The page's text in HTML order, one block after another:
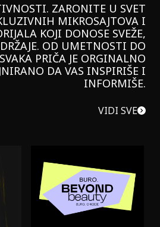
ZARONITE U SVET
MIKROSAJTOVA I
KOJI DONOSE SVEŽE,
OD UMETNOSTI DO
PRIČA JE ORGINALNO
DA VAS INSPIRIŠE I
INFORMIŠE.
VIDI SVE